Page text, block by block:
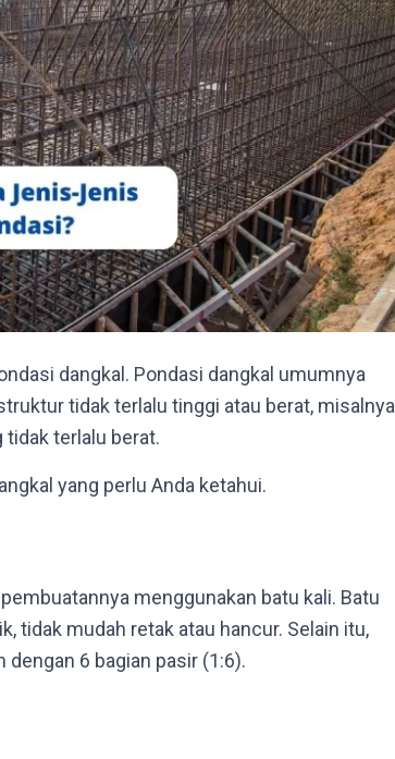
dangkal. Pondasi dangkal umumnya
tidak terlalu tinggi atau berat, misalnya
terlalu berat.
yang perlu Anda ketahui.
menggunakan batu kali. Batu
tidak mudah retak atau hancur. Selain itu,
6 bagian pasir (1:6).